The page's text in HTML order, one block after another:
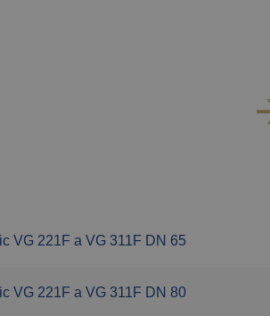
VG 221F a VG 311F DN 65
VG 221F a VG 311F DN 80